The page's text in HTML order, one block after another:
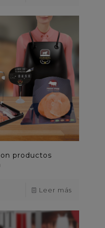
productos
Leer más